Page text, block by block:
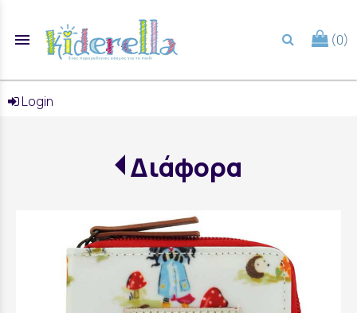
menu (0)
Login
Διάφορα